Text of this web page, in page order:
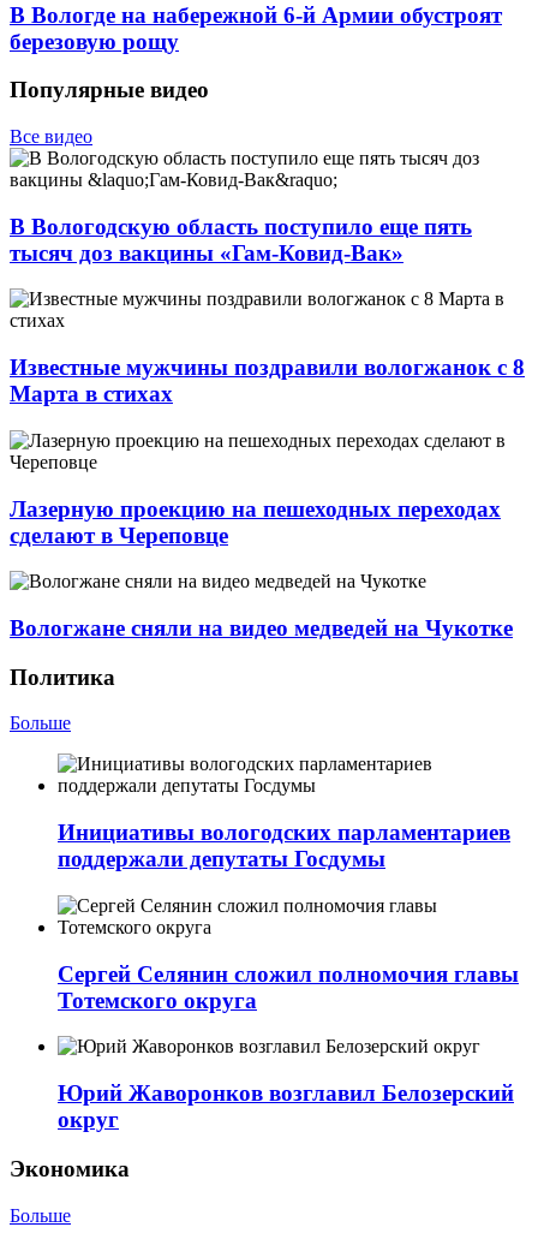
В Вологде на набережной 6-й Армии обустроят
березовую рощу
Популярные видео
Все видео
В Вологодскую область поступило еще пять
тысяч доз вакцины «Гам-Ковид-Вак»
Известные мужчины поздравили вологжанок с 8
Марта в стихах
Лазерную проекцию на пешеходных переходах
сделают в Череповце
Вологжане сняли на видео медведей на Чукотке
Политика
Больше
Инициативы вологодских парламентариев
поддержали депутаты Госдумы
Сергей Селянин сложил полномочия главы
Тотемского округа
Юрий Жаворонков возглавил Белозерский
округ
Экономика
Больше